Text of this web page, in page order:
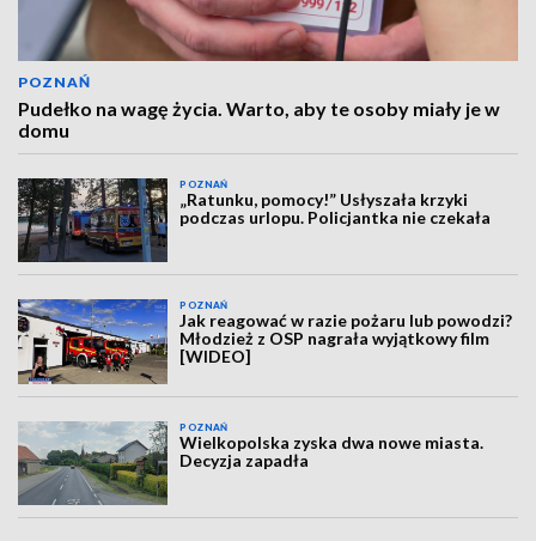
POZNAŃ
Pudełko na wagę życia. Warto, aby te osoby miały je w
domu
POZNAŃ
„Ratunku, pomocy!” Usłyszała krzyki
podczas urlopu. Policjantka nie czekała
POZNAŃ
Jak reagować w razie pożaru lub powodzi?
Młodzież z OSP nagrała wyjątkowy film
[WIDEO]
POZNAŃ
Wielkopolska zyska dwa nowe miasta.
Decyzja zapadła